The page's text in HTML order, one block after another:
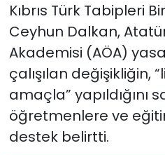
Kıbrıs Türk Tabipleri
Ceyhun Dalkan,
Akademisi (AÖA)
çalışılan değişikliğin,
amaçla” yapıldığını
öğretmenlere ve
destek belirtti.
Teknoloji
TÜRKiYE
Video Galeri
YAŞAM